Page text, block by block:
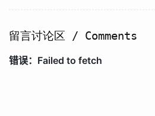
留言讨论区 / Comments